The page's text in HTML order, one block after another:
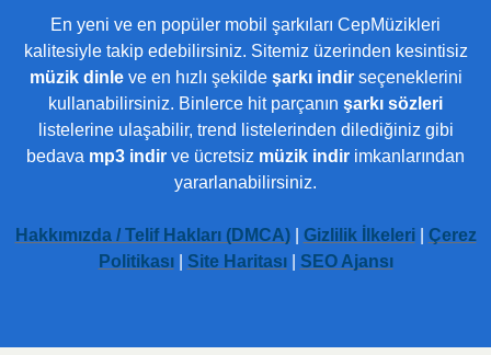
En yeni ve en popüler mobil şarkıları CepMüzikleri
kalitesiyle takip edebilirsiniz. Sitemiz üzerinden kesintisiz
müzik dinleve en hızlı şekilde şarkı indirseçeneklerini
kullanabilirsiniz. Binlerce hit parçanın şarkı sözleri
listelerine ulaşabilir, trend listelerinden dilediğiniz gibi
bedava mp3 indir ve ücretsiz müzik indir imkanlarından
yararlanabilirsiniz.
Hakkımızda / Telif Hakları (DMCA)| Gizlilik İlkeleri| Çerez
Politikası| Site Haritası| SEO Ajansı